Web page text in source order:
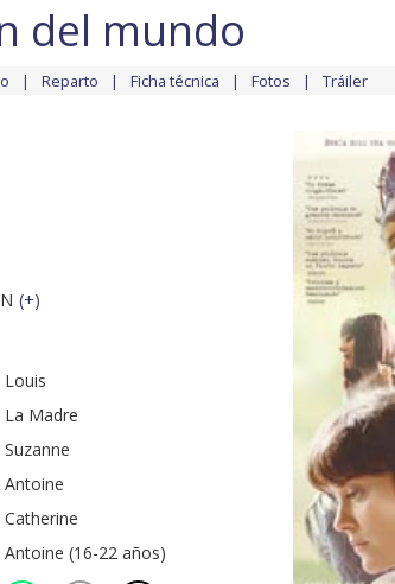
del mundo
Reparto Ficha técnica Fotos Tráiler
(+)
Louis
La Madre
Suzanne
Antoine
Catherine
Antoine (16-22 años)